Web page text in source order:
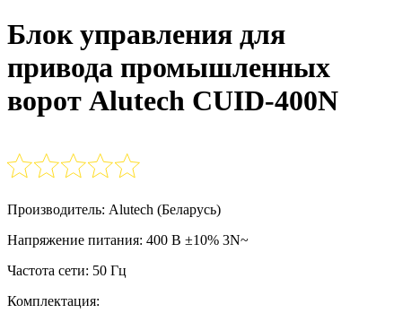
Блок управления для
привода промышленных
ворот Alutech CUID-400N
Производитель: Alutech (Беларусь)
Напряжение питания: 400 В ±10% 3N~
Частота сети: 50 Гц
Комплектация: